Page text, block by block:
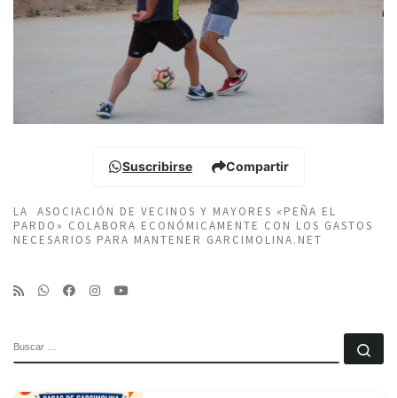
Suscribirse Compartir
LA ASOCIACIÓN DE VECINOS Y MAYORES «PEÑA EL
PARDO» COLABORA ECONÓMICAMENTE CON LOS GASTOS
NECESARIOS PARA MANTENER GARCIMOLINA.NET
BUSCAR